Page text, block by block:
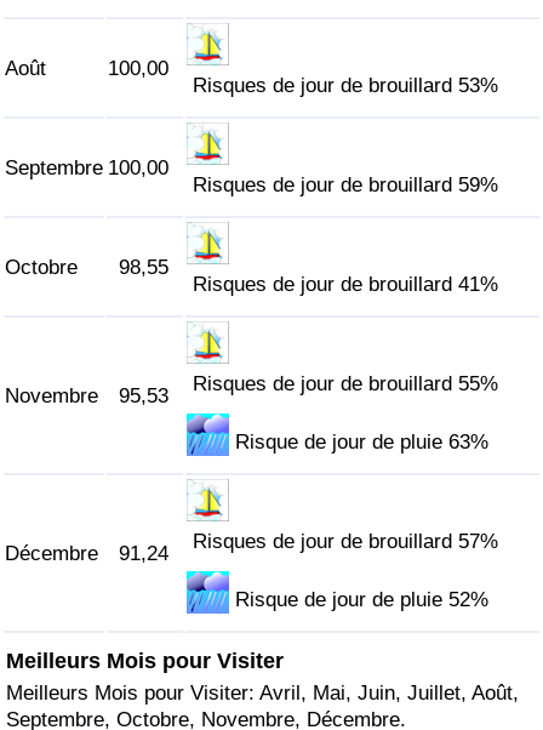
Août 100,00
Risques de jour de brouillard 53%
Septembre 100,00
Risques de jour de brouillard 59%
Octobre 98,55
Risques de jour de brouillard 41%
Novembre 95,53
Risques de jour de brouillard 55%
Risque de jour de pluie 63%
Décembre 91,24
Risques de jour de brouillard 57%
Risque de jour de pluie 52%
Meilleurs Mois pour Visiter
Meilleurs Mois pour Visiter: Avril, Mai, Juin, Juillet, Août,
Septembre, Octobre, Novembre, Décembre.